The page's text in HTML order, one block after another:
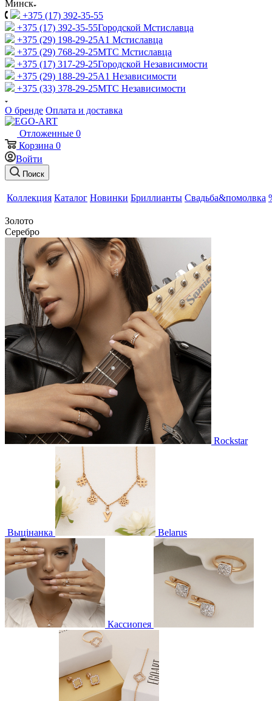
Минск
+375 (17) 392-35-55
+375 (17) 392-35-55Городской Мстиславца
+375 (29) 198-29-25A1 Мстиславца
+375 (29) 768-29-25МТС Мстиславца
+375 (17) 317-29-25Городской Независимости
+375 (29) 188-29-25A1 Независимости
+375 (33) 378-29-25МТС Независимости
О бренде Оплата и доставка
Отложенные 0
Корзина 0
Войти
Поиск
Коллекция Каталог Новинки Бриллианты Свадьба&помолвка
Золото
Серебро
Rockstar
Выцінанка Belarus
Кассиопея